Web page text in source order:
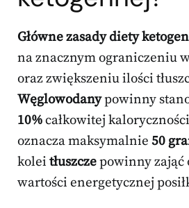
Główne zasady diety
na znacznym ograniczeniu
oraz zwiększeniu ilości
Węglowodanypowinny
10%całkowitej
oznacza maksymalnie 50
kolei tłuszczepowinny zająć
wartości energetycznej